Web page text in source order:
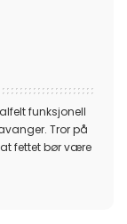
funksjonell
Tror på
fettet bør være